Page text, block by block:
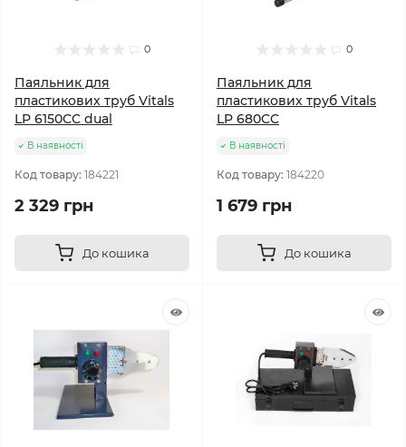
0
Паяльник для
пластикових труб Vitals
LP 6150CC dual
В наявності
Код товару: 184221
2 329 грн
До кошика
0
Паяльник для
пластикових труб Vitals
LP 680CC
В наявності
Код товару: 184220
1 679 грн
До кошика